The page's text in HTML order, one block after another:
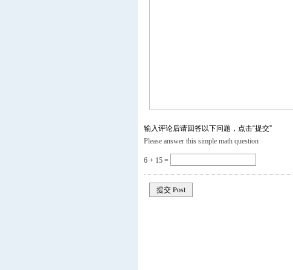
输入评论后请回答以下问题，点击“提交”
Please answer this simple math question
6 + 15 =